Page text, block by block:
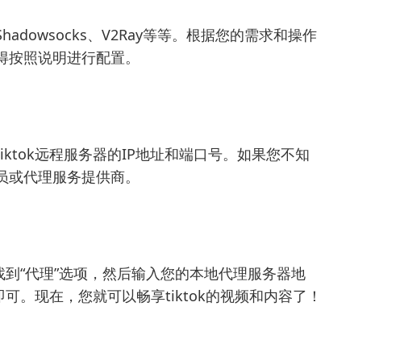
、V2Ray等等。根据您的需求和操作
照说明进行配置。
远程服务器的IP地址和端口号。如果您不知
代理服务提供商。
“代理”选项，然后输入您的本地代理服务器地
。现在，您就可以畅享tiktok的视频和内容了！